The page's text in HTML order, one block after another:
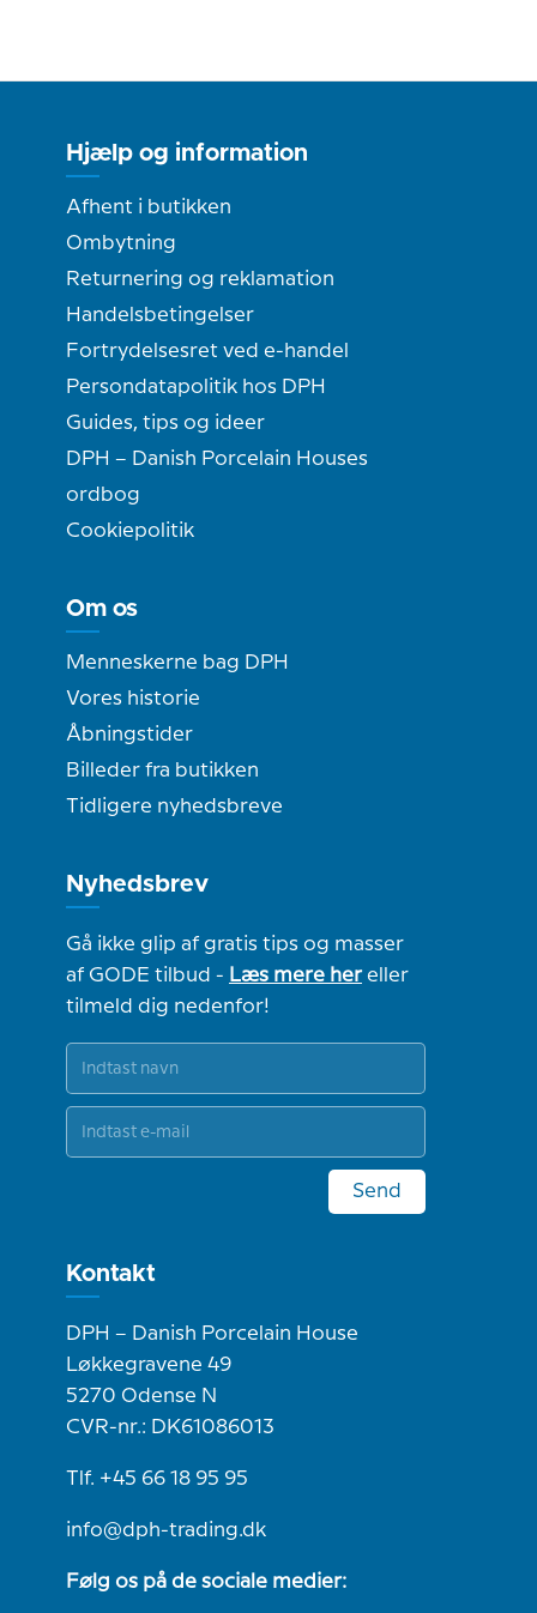
Hjælp og information
Afhent i butikken
Ombytning
Returnering og reklamation
Handelsbetingelser
Fortrydelsesret ved e-handel
Persondatapolitik hos DPH
Guides, tips og ideer
DPH – Danish Porcelain Houses
ordbog
Cookiepolitik
Om os
Menneskerne bag DPH
Vores historie
Åbningstider
Billeder fra butikken
Tidligere nyhedsbreve
Nyhedsbrev
Gå ikke glip af gratis tips og masser
af GODE tilbud - Læs mere hereller
tilmeld dig nedenfor!
Send
Kontakt
DPH – Danish Porcelain House
Løkkegravene 49
5270 Odense N
CVR-nr.: DK61086013
Tlf. +45 66 18 95 95
info@dph-trading.dk
Følg os på de sociale medier: